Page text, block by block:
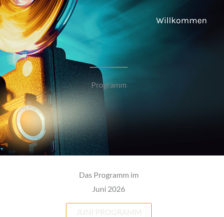
Willkommen
Programm
Das Programm im
Juni 2026